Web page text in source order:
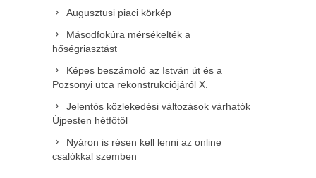
Augusztusi piaci körkép
Másodfokúra mérsékelték a
hőségriasztást
Képes beszámoló az István út és a
Pozsonyi utca rekonstrukciójáról X.
Jelentős közlekedési változások várhatók
Újpesten hétfőtől
Nyáron is résen kell lenni az online
csalókkal szemben